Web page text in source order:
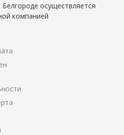
осуществляется
компанией